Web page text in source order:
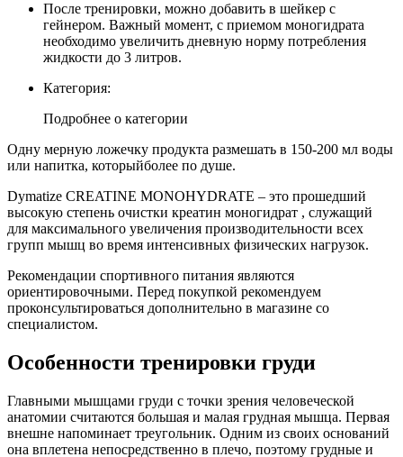
После тренировки, можно добавить в шейкер с
гейнером. Важный момент, с приемом моногидрата
необходимо увеличить дневную норму потребления
жидкости до 3 литров.
Категория:
Подробнее о категории
Одну мерную ложечку продукта размешать в 150-200 мл воды
или напитка, которыйболее по душе.
Dymatize CREATINE MONOHYDRATE – это прошедший
высокую степень очистки креатин моногидрат , служащий
для максимального увеличения производительности всех
групп мышц во время интенсивных физических нагрузок.
Рекомендации спортивного питания являются
ориентировочными. Перед покупкой рекомендуем
проконсультироваться дополнительно в магазине со
специалистом.
Особенности тренировки груди
Главными мышцами груди с точки зрения человеческой
анатомии считаются большая и малая грудная мышца. Первая
внешне напоминает треугольник. Одним из своих оснований
она вплетена непосредственно в плечо, поэтому грудные и